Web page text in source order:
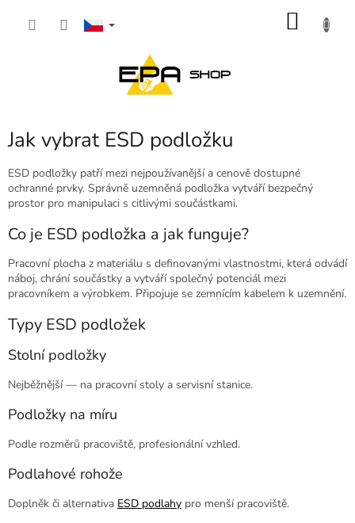
Jak vybrat ESD podložku
ESD podložky patří mezi nejpoužívanější a cenově dostupné
ochranné prvky. Správně uzemněná podložka vytváří bezpečný
prostor pro manipulaci s citlivými součástkami.
Co je ESD podložka a jak funguje?
Pracovní plocha z materiálu s definovanými vlastnostmi, která odvádí
náboj, chrání součástky a vytváří společný potenciál mezi
pracovníkem a výrobkem. Připojuje se zemnícím kabelem k uzemnění.
Typy ESD podložek
Stolní podložky
Nejběžnější — na pracovní stoly a servisní stanice.
Podložky na míru
Podle rozměrů pracoviště, profesionální vzhled.
Podlahové rohože
Doplněk či alternativa ESD podlahy pro menší pracoviště.